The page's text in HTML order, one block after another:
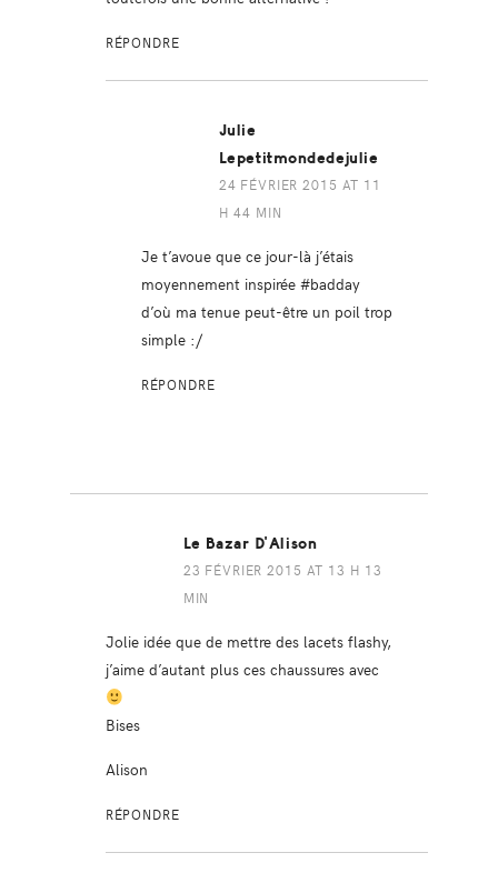
RÉPONDRE
Julie
Lepetitmondedejulie
24 FÉVRIER 2015 AT 11
H 44 MIN
Je t’avoue que ce jour-là j’étais
moyennement inspirée #badday
d’où ma tenue peut-être un poil trop
simple :/
RÉPONDRE
Le Bazar D'Alison
23 FÉVRIER 2015 AT 13 H 13
MIN
Jolie idée que de mettre des lacets flashy,
j’aime d’autant plus ces chaussures avec
Bises
Alison
RÉPONDRE